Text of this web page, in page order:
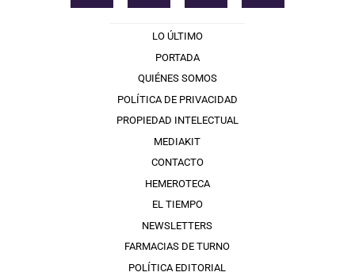
LO ÚLTIMO
PORTADA
QUIÉNES SOMOS
POLÍTICA DE PRIVACIDAD
PROPIEDAD INTELECTUAL
MEDIAKIT
CONTACTO
HEMEROTECA
EL TIEMPO
NEWSLETTERS
FARMACIAS DE TURNO
POLÍTICA EDITORIAL